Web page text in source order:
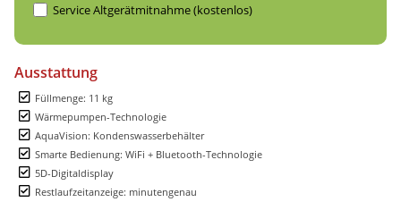
Service Altgerätmitnahme (kostenlos)
Ausstattung
Füllmenge: 11 kg
Wärmepumpen-Technologie
AquaVision: Kondenswasserbehälter
Smarte Bedienung: WiFi + Bluetooth-Technologie
5D-Digitaldisplay
Restlaufzeitanzeige: minutengenau